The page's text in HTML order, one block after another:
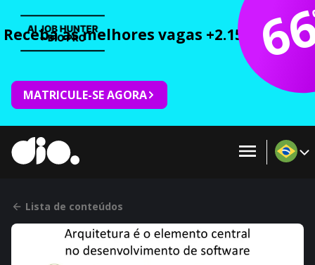
Receba as melhores vagas +2.150 cursos
MATRICULE-SE AGORA
Lista de conteúdos